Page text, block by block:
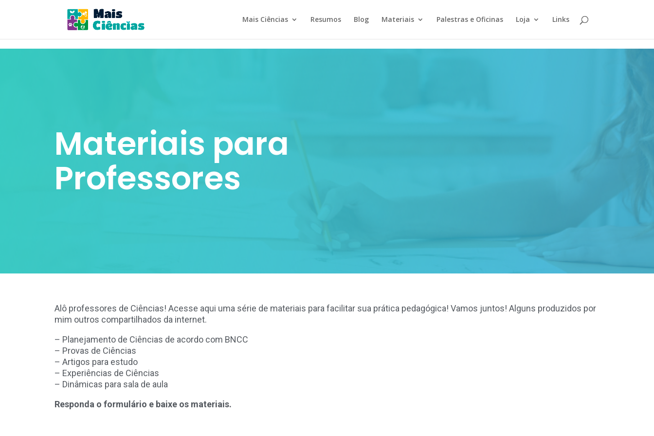
Mais Ciências Resumos Blog Materiais Palestras e Oficinas Loja Links
Materiais para
Professores
Alô professores de Ciências! Acesse aqui uma série de materiais para facilitar sua prática pedagógica! Vamos juntos! Alguns produzidos por
mim outros compartilhados da internet.
– Planejamento de Ciências de acordo com BNCC
– Provas de Ciências
– Artigos para estudo
– Experiências de Ciências
– Dinâmicas para sala de aula
Responda o formulário e baixe os materiais.